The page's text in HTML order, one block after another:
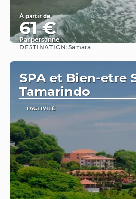
À partir de
61 €
Par personne
DESTINATION:Samara
SPA et Bien-etre
Tamarindo
1 ACTIVITÉ